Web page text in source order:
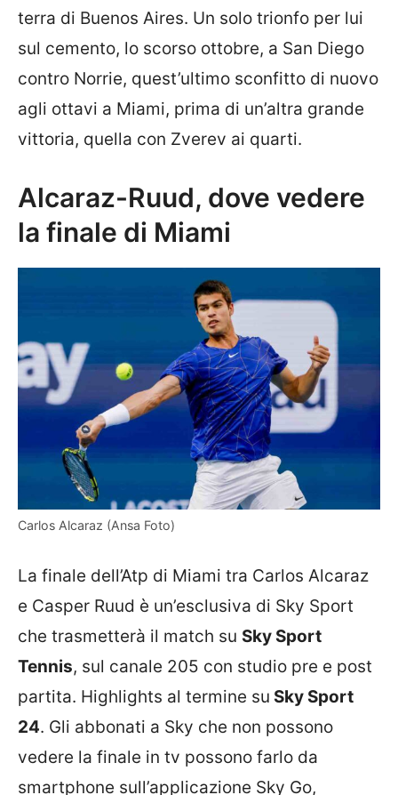
terra di Buenos Aires. Un solo trionfo per lui
sul cemento, lo scorso ottobre, a San Diego
contro Norrie, quest’ultimo sconfitto di nuovo
agli ottavi a Miami, prima di un’altra grande
vittoria, quella con Zverev ai quarti.
Alcaraz-Ruud, dove vedere
la finale di Miami
Carlos Alcaraz (Ansa Foto)
La finale dell’Atp di Miami tra Carlos Alcaraz
e Casper Ruud è un’esclusiva di Sky Sport
che trasmetterà il match su Sky Sport
Tennis, sul canale 205 con studio pre e post
partita. Highlights al termine su Sky Sport
24. Gli abbonati a Sky che non possono
vedere la finale in tv possono farlo da
smartphone sull’applicazione Sky Go,